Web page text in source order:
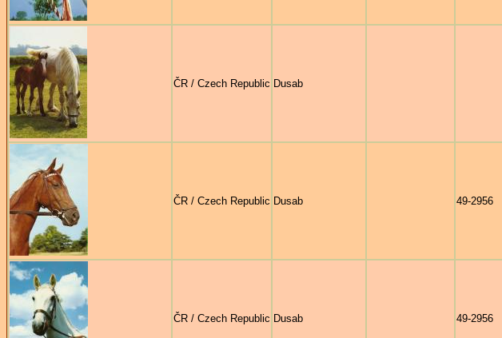
ČR / Czech Republic Dusab
ČR / Czech Republic Dusab 49-2956
ČR / Czech Republic Dusab 49-2956